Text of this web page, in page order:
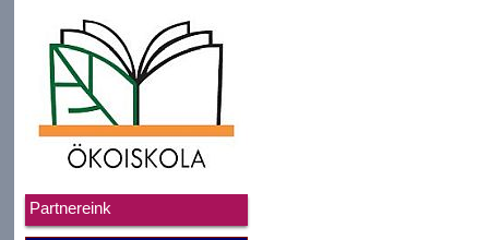
Partnereink